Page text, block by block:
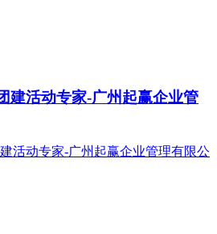
建活动专家-广州起赢企业管